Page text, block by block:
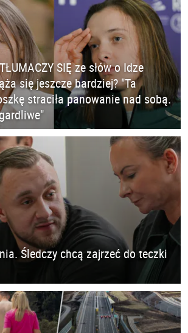
SIĘ ze słów o Idze
się jeszcze bardziej? "Ta
straciła panowanie nad sobą.
Śledczy chcą zajrzeć do teczki